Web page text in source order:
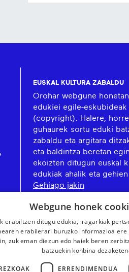
EUSKAL KULTURA ZABALDU
Orohar webgune
edukiei egile-eskubideak
(copyright). Halere,
guhaurek sortu eduki
zabaldu eta argitara
eta baldintza beretan
ekoizten ditugun euskal
edukiak ahalik eta
Gehiago jakin
Webgune honek
erabiltzen ditugu edukia, iragarkiak
erabilerari buruzko informazioa
zuk eman diezun edo haiek beren
batzuekin konbina
ERRENDIMENDUA